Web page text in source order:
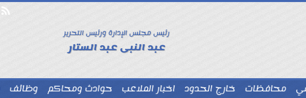

رئيس مجلس الإدارة ورئيس التحرير
عبد النبى عبد الستار
محافظات خارج الحدود اخبار الملاعب حوادث ومحاكم وظائف